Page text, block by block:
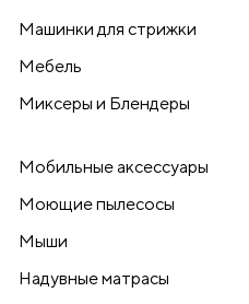
Машинки для стрижки
Мебель
Миксеры и Блендеры
Мобильные аксессуары
Моющие пылесосы
Мыши
Надувные матрасы